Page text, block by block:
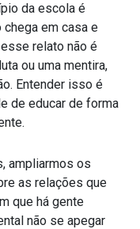
da escola é
em casa e
relato não é
ou uma mentira,
Entender isso é
de educar de forma
ampliarmos os
as relações que
que há gente
não se apegar